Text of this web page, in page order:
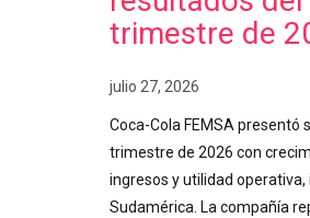
trimestre de
julio 27, 2026
Coca-Cola FEMSA presentó
trimestre de 2026 con
ingresos y utilidad
Sudamérica. La compañía